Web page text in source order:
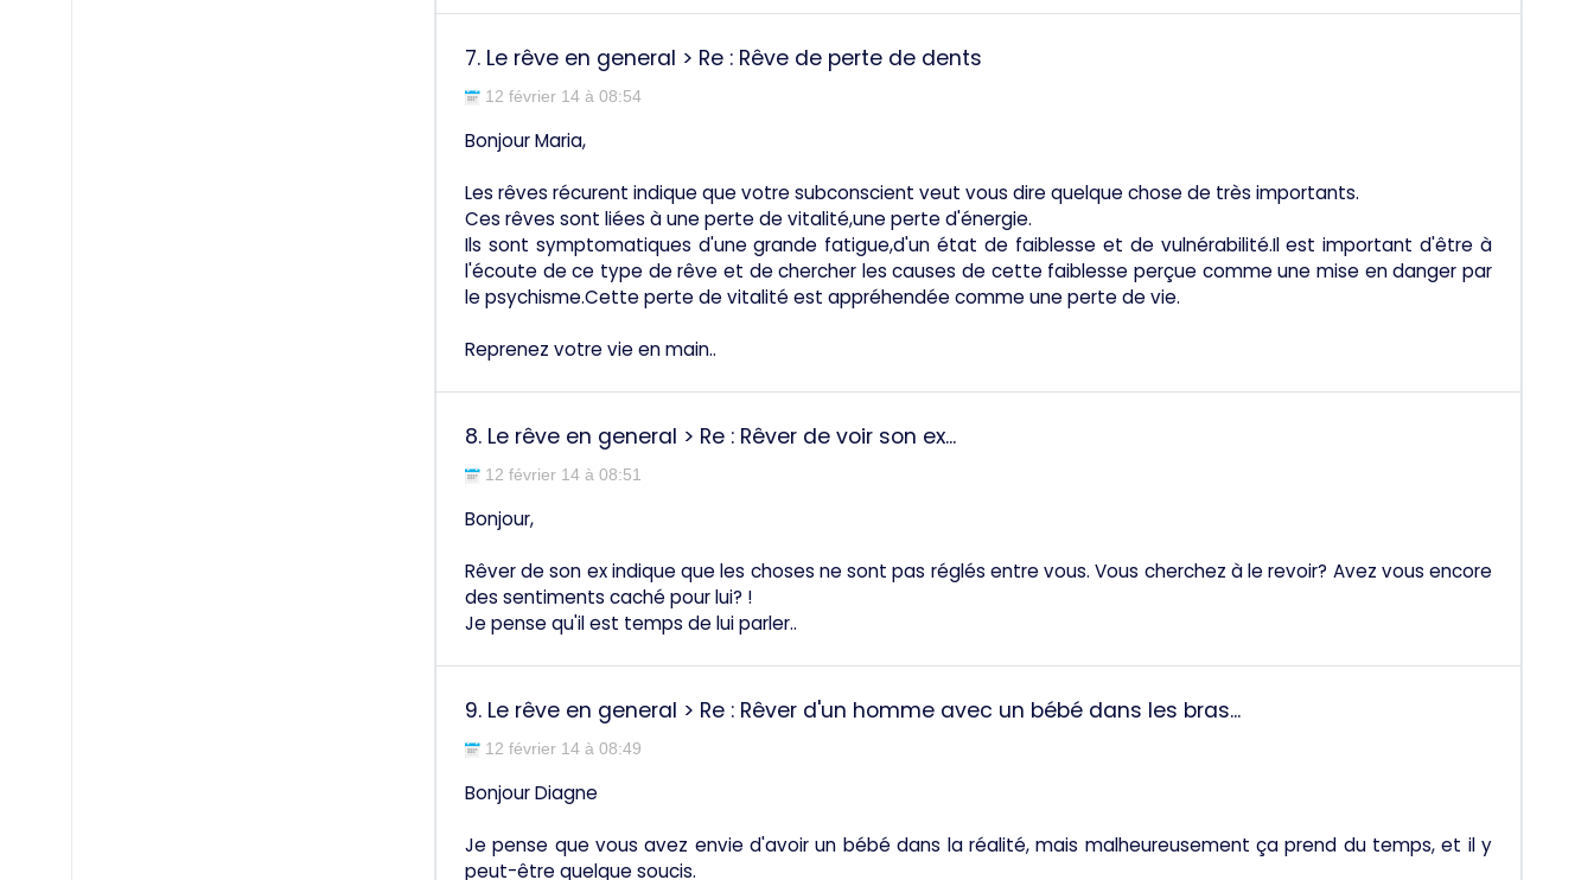
7. Le rêve en general > Re : Rêve de perte de dents
12 février 14 à 08:54
Bonjour Maria,
Les rêves récurent indique que votre subconscient veut vous dire quelque chose de très importants.
Ces rêves sont liées à une perte de vitalité,une perte d'énergie.
Ils sont symptomatiques d'une grande fatigue,d'un état de faiblesse et de vulnérabilité.Il est important d'être à
l'écoute de ce type de rêve et de chercher les causes de cette faiblesse perçue comme une mise en danger par
le psychisme.Cette perte de vitalité est appréhendée comme une perte de vie.
Reprenez votre vie en main..
8. Le rêve en general > Re : Rêver de voir son ex...
12 février 14 à 08:51
Bonjour,
Rêver de son ex indique que les choses ne sont pas réglés entre vous. Vous cherchez à le revoir? Avez vous encore
des sentiments caché pour lui? !
Je pense qu'il est temps de lui parler..
9. Le rêve en general > Re : Rêver d'un homme avec un bébé dans les bras...
12 février 14 à 08:49
Bonjour Diagne
Je pense que vous avez envie d'avoir un bébé dans la réalité, mais malheureusement ça prend du temps, et il y
peut-être quelque soucis.